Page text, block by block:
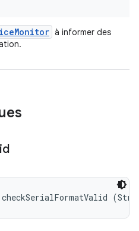
Monitor à informer des